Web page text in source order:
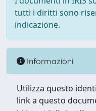
tutti i diritti sono
indicazione.
Informazioni
Utilizza questo
link a questo